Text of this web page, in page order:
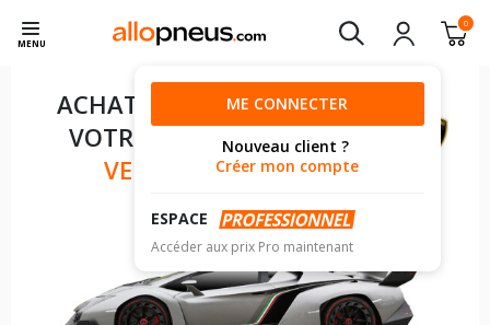
MENU
0
ME CONNECTER
Nouveau client ?
Créer mon compte
ESPACE
Accéder aux prix Pro maintenant
ACHAT DE PNEUS POUR
VOTRELAMBORGHINI
VENENO TARGA